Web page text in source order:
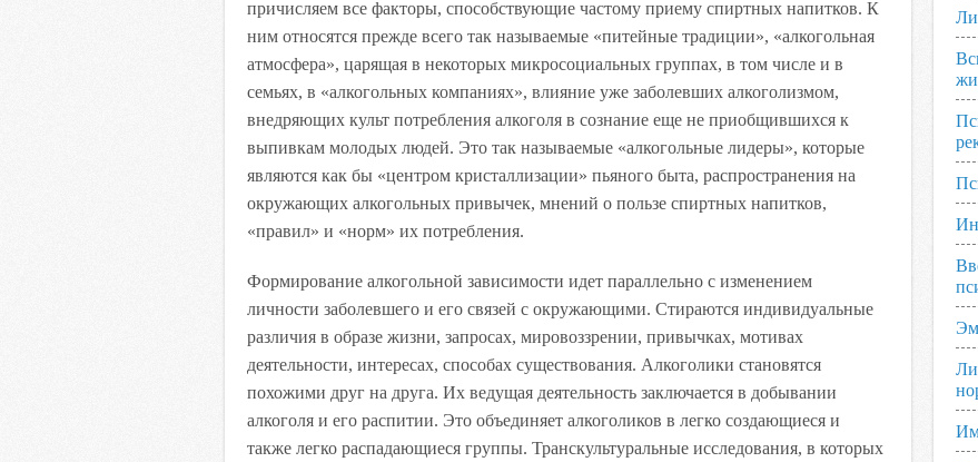
причисляем все факторы, способствующие частому приему спиртных напитков. К
ним относятся прежде всего так называемые «питейные традиции», «алкогольная
атмосфера», царящая в некоторых микросоциальных группах, в том числе и в
семьях, в «алкогольных компаниях», влияние уже заболевших алкоголизмом,
внедряющих культ потребления алкоголя в сознание еще не приобщившихся к
выпивкам молодых людей. Это так называемые «алкогольные лидеры», которые
являются как бы «центром кристаллизации» пьяного быта, распространения на
окружающих алкогольных привычек, мнений о пользе спиртных напитков,
«правил» и «норм» их потребления.
Формирование алкогольной зависимости идет параллельно с изменением
личности заболевшего и его связей с окружающими. Стираются индивидуальные
различия в образе жизни, запросах, мировоззрении, привычках, мотивах
деятельности, интересах, способах существования. Алкоголики становятся
похожими друг на друга. Их ведущая деятельность заключается в добывании
алкоголя и его распитии. Это объединяет алкоголиков в легко создающиеся и
также легко распадающиеся группы. Транскультуральные исследования, в которых